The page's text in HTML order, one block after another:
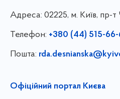
Адреса: 02225, м. Київ, пр-
Телефон: +380 (44) 515-66-
Пошта:
Офіційний портал Києва